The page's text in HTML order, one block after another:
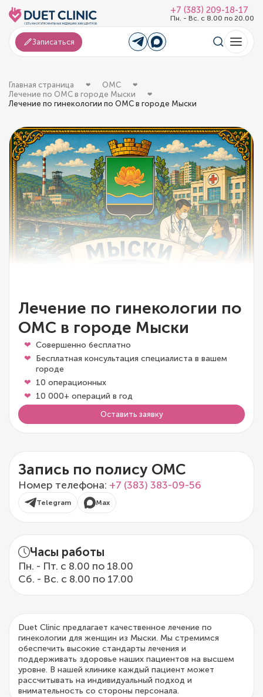
+7 (383) 209-18-17
Пн. - Вс. с 8.00 по 20.00
Записаться
Главная страница
ОМС
Лечение по ОМС в городе Мыски
Лечение по гинекологии по ОМС в городе Мыски
Лечение по гинекологии по
ОМС в городе Мыски
Совершенно бесплатно
Бесплатная консультация специалиста в вашем
городе
10 операционных
10 000+ операций в год
Оставить заявку
Запись по полису ОМС
Номер телефона: +7 (383) 383-09-56
Telegram Max
Часы работы
Пн. - Пт. с 8.00 по 18.00
Сб. - Вс. с 8.00 по 17.00
Duet Clinic предлагает качественное лечение по
гинекологии для женщин из Мыски. Мы стремимся
обеспечить высокие стандарты лечения и
поддерживать здоровье наших пациентов на высшем
уровне. В нашей клинике каждый пациент может
рассчитывать на индивидуальный подход и
внимательность со стороны персонала.